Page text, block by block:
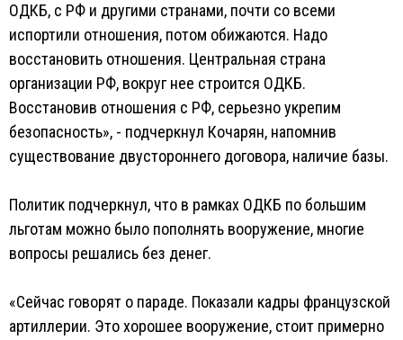
ОДКБ, с РФ и другими странами, почти со всеми
испортили отношения, потом обижаются. Надо
восстановить отношения. Центральная страна
организации РФ, вокруг нее строится ОДКБ.
Восстановив отношения с РФ, серьезно укрепим
безопасность», - подчеркнул Кочарян, напомнив
существование двустороннего договора, наличие базы.
Политик подчеркнул, что в рамках ОДКБ по большим
льготам можно было пополнять вооружение, многие
вопросы решались без денег.
«Сейчас говорят о параде. Показали кадры французской
артиллерии. Это хорошее вооружение, стоит примерно